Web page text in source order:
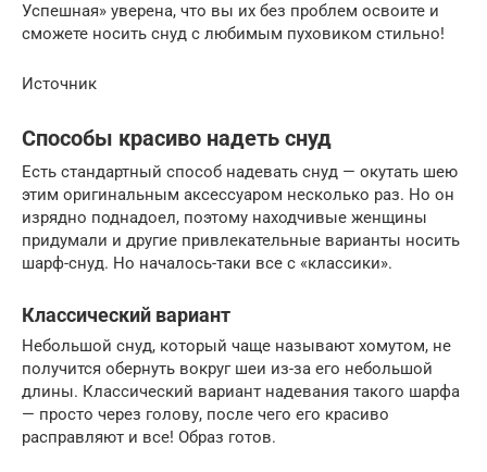
Успешная» уверена, что вы их без проблем освоите и
сможете носить снуд с любимым пуховиком стильно!
Источник
Способы красиво надеть снуд
Есть стандартный способ надевать снуд — окутать шею
этим оригинальным аксессуаром несколько раз. Но он
изрядно поднадоел, поэтому находчивые женщины
придумали и другие привлекательные варианты носить
шарф-снуд. Но началось-таки все с «классики».
Классический вариант
Небольшой снуд, который чаще называют хомутом, не
получится обернуть вокруг шеи из-за его небольшой
длины. Классический вариант надевания такого шарфа
— просто через голову, после чего его красиво
расправляют и все! Образ готов.